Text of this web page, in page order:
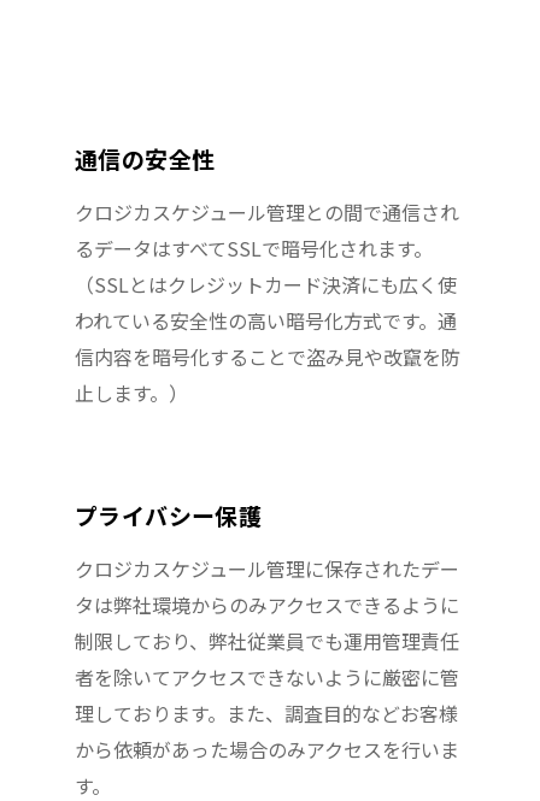
通信の安全性
クロジカスケジュール管理との間で通信され
るデータはすべてSSLで暗号化されます。
（SSLとはクレジットカード決済にも広く使
われている安全性の高い暗号化方式です。通
信内容を暗号化することで盗み見や改竄を防
止します。）
プライバシー保護
クロジカスケジュール管理に保存されたデー
タは弊社環境からのみアクセスできるように
制限しており、弊社従業員でも運用管理責任
者を除いてアクセスできないように厳密に管
理しております。また、調査目的などお客様
から依頼があった場合のみアクセスを行いま
す。